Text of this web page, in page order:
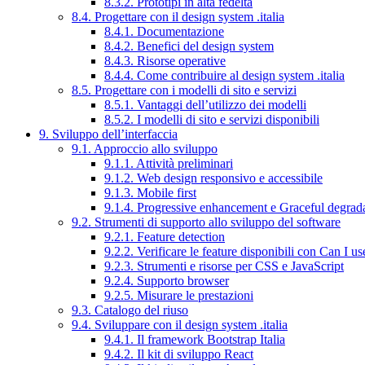
8.4. Progettare con il design system .italia
8.4.1. Documentazione
8.4.2. Benefici del design system
8.4.3. Risorse operative
8.4.4. Come contribuire al design system .italia
8.5. Progettare con i modelli di sito e servizi
8.5.1. Vantaggi dell’utilizzo dei modelli
8.5.2. I modelli di sito e servizi disponibili
9. Sviluppo dell’interfaccia
9.1. Approccio allo sviluppo
9.1.1. Attività preliminari
9.1.2. Web design responsivo e accessibile
9.1.3. Mobile first
9.1.4. Progressive enhancement e Graceful
9.2. Strumenti di supporto allo sviluppo del software
9.2.1. Feature detection
9.2.2. Verificare le feature disponibili con Can I
9.2.3. Strumenti e risorse per CSS e JavaScript
9.2.4. Supporto browser
9.2.5. Misurare le prestazioni
9.3. Catalogo del riuso
9.4. Sviluppare con il design system .italia
9.4.1. Il framework Bootstrap Italia
9.4.2. Il kit di sviluppo React